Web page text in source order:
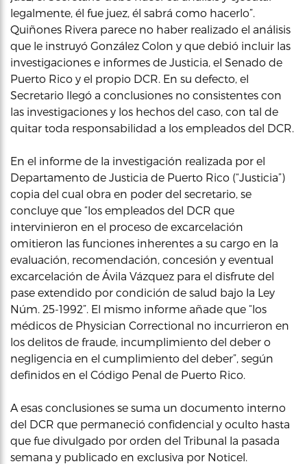
legalmente, él fue juez, él sabrá como hacerlo”.
Quiñones Rivera parece no haber realizado el análisis
que le instruyó González Colon y que debió incluir las
investigaciones e informes de Justicia, el Senado de
Puerto Rico y el propio DCR. En su defecto, el
Secretario llegó a conclusiones no consistentes con
las investigaciones y los hechos del caso, con tal de
quitar toda responsabilidad a los empleados del DCR.
En el informe de la investigación realizada por el
Departamento de Justicia de Puerto Rico (“Justicia”)
copia del cual obra en poder del secretario, se
concluye que “los empleados del DCR que
intervinieron en el proceso de excarcelación
omitieron las funciones inherentes a su cargo en la
evaluación, recomendación, concesión y eventual
excarcelación de Ávila Vázquez para el disfrute del
pase extendido por condición de salud bajo la Ley
Núm. 25-1992”. El mismo informe añade que “los
médicos de Physician Correctional no incurrieron en
los delitos de fraude, incumplimiento del deber o
negligencia en el cumplimiento del deber”, según
definidos en el Código Penal de Puerto Rico.
A esas conclusiones se suma un documento interno
del DCR que permaneció confidencial y oculto hasta
que fue divulgado por orden del Tribunal la pasada
semana y publicado en exclusiva por Noticel.